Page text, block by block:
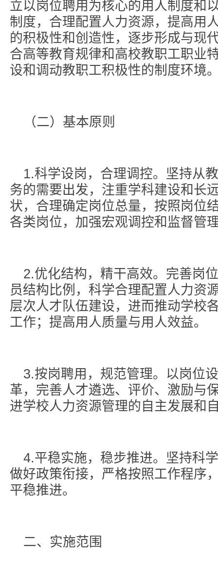
立以岗位聘用为核心的用人制度和
制度，合理配置人力资源，提高用
的积极性和创造性，逐步形成与现
合高等教育规律和高校教职工职业
设和调动教职工积极性的制度环境
（二）基本原则
1.科学设岗，合理调控。坚持从
务的需要出发，注重学科建设和长
状，合理确定岗位总量，按照岗位
各类岗位，加强宏观调控和监督管
2.优化结构，精干高效。完善岗
员结构比例，科学合理配置人力资
层次人才队伍建设，进而推动学校
工作；提高用人质量与用人效益。
3.按岗聘用，规范管理。以岗位
革，完善人才遴选、评价、激励与
进学校人力资源管理的自主发展和
4.平稳实施，稳步推进。坚持科
做好政策衔接，严格按照工作程序
平稳推进。
二、实施范围